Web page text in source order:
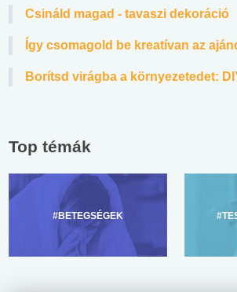
Csináld magad - tavaszi dekoráció
Így csomagold be kreatívan az
Borítsd virágba a környezetedet:
Top témák
#BETEGSÉGEK